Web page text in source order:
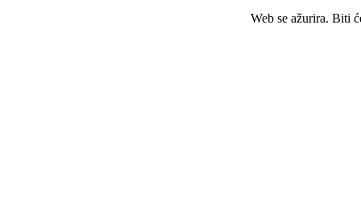
Web se ažurira. Biti